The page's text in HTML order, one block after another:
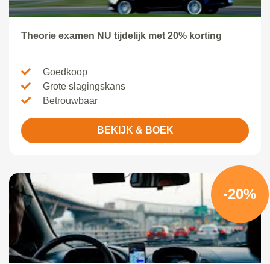
Theorie examen NU tijdelijk met 20% korting
Goedkoop
Grote slagingskans
Betrouwbaar
BEKIJK & BOEK
-20%